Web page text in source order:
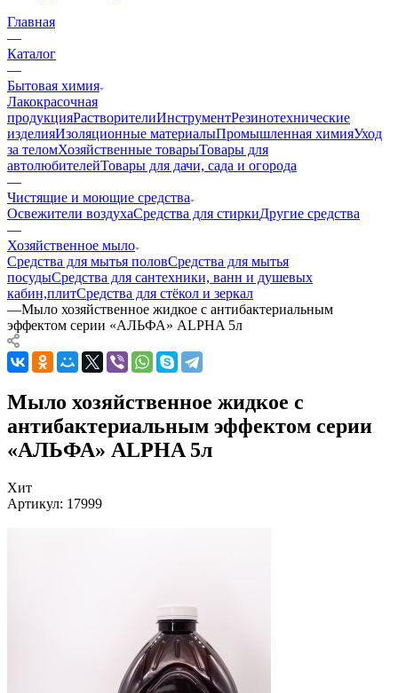
Главная
—
Каталог
—
Бытовая химия
Лакокрасочная
продукцияРастворителиИнструментРезинотехнические
изделияИзоляционные материалыПромышленная химияУход
за теломХозяйственные товарыТовары для
автолюбителейТовары для дачи, сада и огорода
—
Чистящие и моющие средства
Освежители воздухаСредства для стиркиДругие средства
—
Хозяйственное мыло
Средства для мытья половСредства для мытья
посудыСредства для сантехники, ванн и душевых
кабин,плитСредства для стёкол и зеркал
—Мыло хозяйственное жидкое с антибактериальным
эффектом серии «АЛЬФА» ALPHA 5л
Мыло хозяйственное жидкое с
антибактериальным эффектом серии
«АЛЬФА» ALPHA 5л
Хит
Артикул: 17999